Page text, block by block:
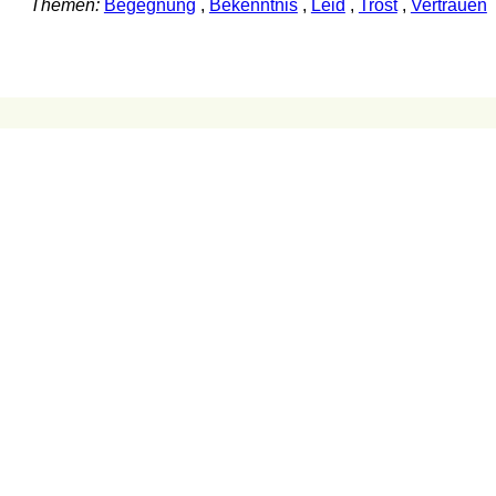
Themen: Begegnung , Bekenntnis, Leid , Trost, Vertrauen